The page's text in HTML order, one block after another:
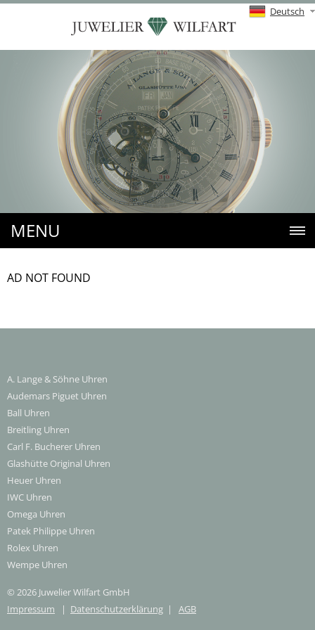
Deutsch
MENU
AD NOT FOUND
A. Lange & Söhne Uhren
Audemars Piguet Uhren
Ball Uhren
Breitling Uhren
Carl F. Bucherer Uhren
Glashütte Original Uhren
Heuer Uhren
IWC Uhren
Omega Uhren
Patek Philippe Uhren
Rolex Uhren
Wempe Uhren
© 2026 Juwelier Wilfart GmbH
Impressum | Datenschutzerklärung | AGB